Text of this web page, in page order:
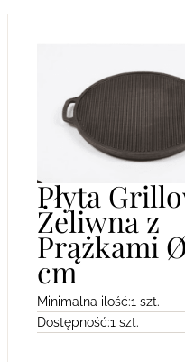
Płyta
Żeliwna z
Prążkami
cm
Minimalna ilość:1 szt.
Dostępność:1 szt.